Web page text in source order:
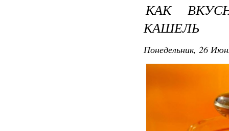
КАК
КАШЕЛЬ
Понедельник, 26